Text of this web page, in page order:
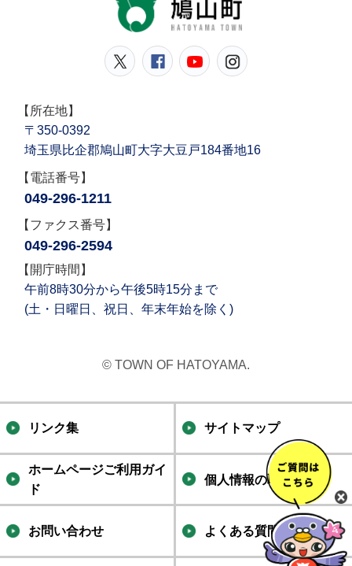
鳩山町公式Twitter
鳩山町公式Facebook
鳩山町公式
【所在地】
〒350-0392
埼玉県比企郡鳩山町大字大豆戸184番地16
【電話番号】
049-296-1211
【ファクス番号】
049-296-2594
【開庁時間】
午前8時30分から午後5時15分まで
(土・日曜日、祝日、年末年始を除く)
© TOWN OF HATOYAMA.
リンク集 サイトマップ
ホームページご利用ガイ
ド
個人情報の取り扱い
お問い合わせ よくある質問集